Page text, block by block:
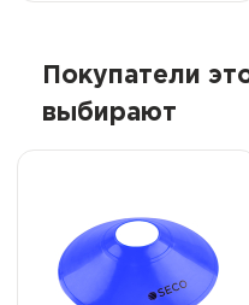
Покупатели
выбирают